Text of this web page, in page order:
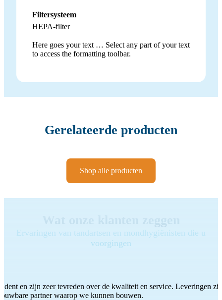
Filtersysteem
HEPA-filter
Here goes your text … Select any part of your text
to access the formatting toolbar.
Gerelateerde producten
Shop alle producten
Ervaringen van tandartsen en mondhygiënisten die u
voorgingen
en zijn zeer tevreden over de kwaliteit en service. Leveringen
partner waarop we kunnen bouwen.